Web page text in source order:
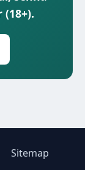
Sitemap